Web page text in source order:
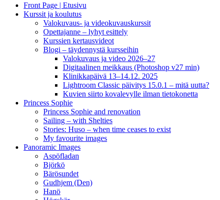
Close
Menu
Front Page | Etusivu
Kurssit ja koulutus
Valokuvaus- ja videokuvauskurssit
Opettajanne – lyhyt esittely
Kurssien kertausvideot
Blogi – täydennystä kursseihin
Valokuvaus ja video 2026–27
Digitaalinen meikkaus (Photoshop v27 min)
Klinikkapäivä 13–14.12. 2025
Lightroom Classic päivitys 15.0.1 – mitä uutta?
Kuvien siirto kovalevylle ilman tietokonetta
Princess Sophie
Princess Sophie and renovation
Sailing – with Shelties
Stories: Huso – when time ceases to exist
My favourite images
Panoramic Images
Aspöfladan
Björkö
Bärösundet
Gudhjem (Den)
Hanö